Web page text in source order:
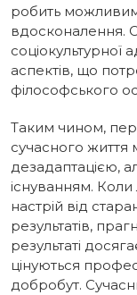
робить
вдосконалення.
соціокультурної
аспектів, що
філософського
Таким чином,
сучасного життя
дезадаптацією,
існуванням.
настрій від
результатів,
результаті
цінуються
добробут.